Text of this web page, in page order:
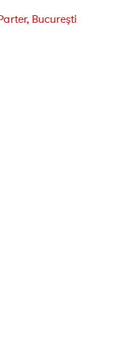
București